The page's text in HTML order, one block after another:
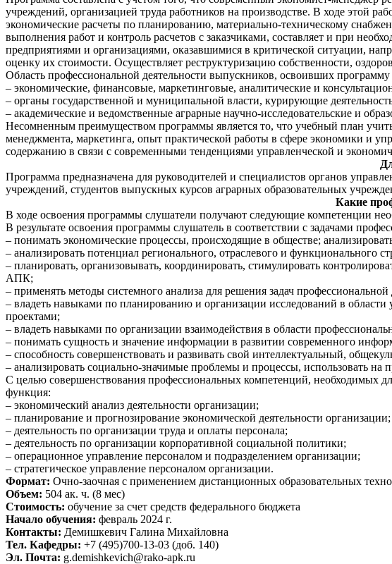
учреждений, организацией труда работников на производстве. В ходе этой
экономические расчеты по планированию, материально-техническому
выполнения работ и контроль расчетов с заказчиками, составляет и при
предприятиями и организациями, оказавшимися в критической ситуации,
оценку их стоимости. Осуществляет реструктуризацию собственности,
Область профессиональной деятельности выпускников, освоивших
– экономические, финансовые, маркетинговые, аналитические и
– органы государственной и муниципальной власти, курирующие
– академические и ведомственные аграрные научно-исследовательские и
Несомненным преимуществом программы является то, что учебный план
менеджмента, маркетинга, опыт практической работы в сфере экономики и
содержанию в связи с современными тенденциями управленческой и
Программа предназначена для руководителей и специалистов органов
учреждений, студентов выпускных курсов аграрных образовательных
Какие
В ходе освоения программы слушатели получают следующие компетенции
В результате освоения программы слушатель в соответствии с задачами
– понимать экономические процессы, происходящие в обществе;
– анализировать потенциал регионального, отраслевого и функционального
– планировать, организовывать, координировать, стимулировать
АПК;
– применять методы системного анализа для решения задач профессиональной
– владеть навыками по планированию и организации исследований в
проектами;
– владеть навыками по организации взаимодействия в области
– понимать сущность и значение информации в развитии современного
– способность совершенствовать и развивать свой интеллектуальный,
– анализировать социально-значимые проблемы и процессы, использовать
С целью совершенствования профессиональных компетенций, необходимых
функция:
– экономический анализ деятельности организации;
– планирование и прогнозирование экономической деятельности организации;
– деятельность по организации труда и оплаты персонала;
– деятельность по организации корпоративной социальной политики;
– операционное управление персоналом и подразделением организации;
– стратегическое управление персоналом организации.
Формат: Очно-заочная с применением дистанционных образовательных
Объем: 504 ак. ч. (8 мес)
Стоимость: обучение за счет средств федерального бюджета
Начало обучения: февраль 2024 г.
Контакты: Демишкевич Галина Михайловна
Тел. Кафедры: +7 (495)700-13-03 (доб. 140)
Эл. Почта: g.demishkevich@rako-apk.ru